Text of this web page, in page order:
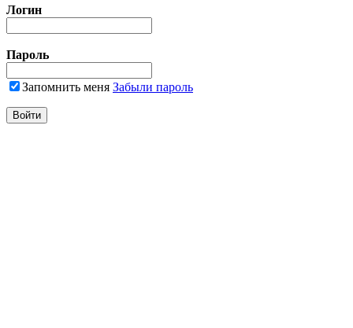
Логин
Пароль
Запомнить меня Забыли пароль